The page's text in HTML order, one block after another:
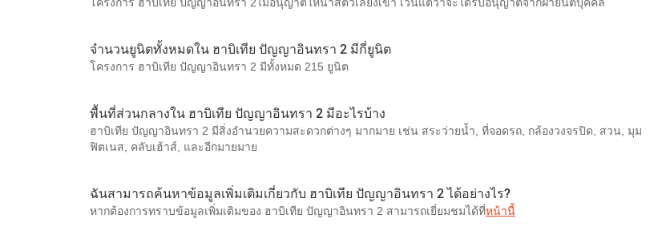
โครงการ ฮาบิเทีย ปัญญาอินทรา 2ไม่อนุญาตให้นำสัตว์เลี้ยงเข้า เว้นแต่ว่าจะได้รับอนุญาตจากฝ่ายนิติบุคคล
จำนวนยูนิตทั้งหมดใน ฮาบิเทีย ปัญญาอินทรา 2 มีกี่ยูนิต
โครงการ ฮาบิเทีย ปัญญาอินทรา 2 มีทั้งหมด 215 ยูนิต
พื้นที่ส่วนกลางใน ฮาบิเทีย ปัญญาอินทรา 2 มีอะไรบ้าง
ฮาบิเทีย ปัญญาอินทรา 2 มีสิ่งอำนวยความสะดวกต่างๆ มากมาย เช่น สระว่ายน้ำ, ที่จอดรถ, กล้องวงจรปิด, สวน, มุม
ฟิตเนส, คลับเฮ้าส์, และอีกมายมาย
ฉันสามารถค้นหาข้อมูลเพิ่มเติมเกี่ยวกับ ฮาบิเทีย ปัญญาอินทรา 2 ได้อย่างไร?
หากต้องการทราบข้อมูลเพิ่มเติมของ ฮาบิเทีย ปัญญาอินทรา 2 สามารถเยี่ยมชมได้ที่หน้านี้